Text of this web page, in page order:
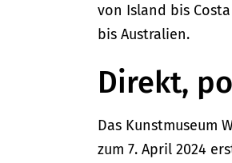
von Island bis
bis Australien.
Direkt,
Das Kunstmuseum
zum 7. April 2024